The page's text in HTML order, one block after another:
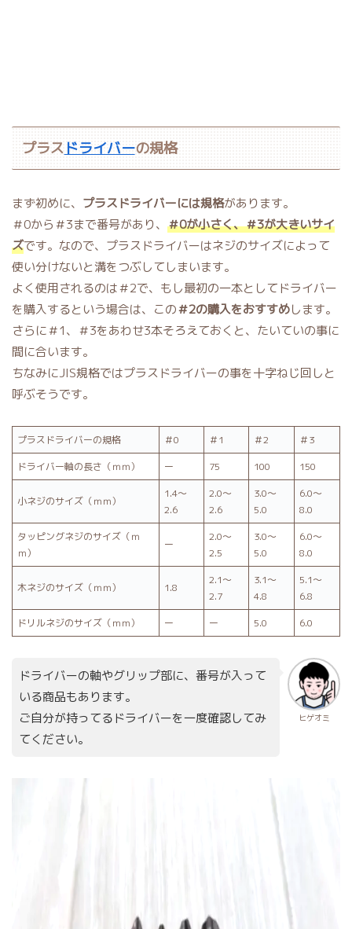
プラス ドライバーの規格
まず初めに、 プラスドライバーには規格があります。
＃0から＃3まで番号があり、 ＃0が小さく、＃3が大きいサイ
ズです。なので、プラスドライバーはネジのサイズによって
使い分けないと溝をつぶしてしまいます。
よく使用されるのは＃2で、もし最初の一本としてドライバー
を購入するという場合は、この＃2の購入をおすすめします。
さらに＃1、＃3をあわせ3本そろえておくと、たいていの事に
間に合います。
ちなみにJIS規格ではプラスドライバーの事を十字ねじ回しと
呼ぶそうです。
プラスドライバーの規格 ＃0 ＃1 ＃2
＃3
ドライバー軸の長さ（ｍｍ）
ー 75 100 150
小ネジのサイズ（ｍｍ）
1.4～
2.6
2.0～
2.6
3.0～
5.0
6.0～
8.0
タッピングネジのサイズ（ｍ
ｍ）
ー
2.0～
2.5
3.0～
5.0
6.0～
8.0
木ネジのサイズ（ｍｍ） 1.8
2.1～
2.7
3.1～
4.8
5.1～
6.8
ドリルネジのサイズ（ｍｍ）
ー ー 5.0 6.0
ヒゲオミ
ドライバーの軸やグリップ部に、番号が入って
いる商品もあります。
ご自分が持ってるドライバーを一度確認してみ
てください。